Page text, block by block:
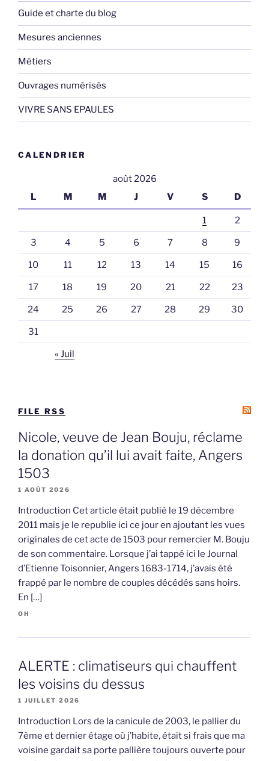
Guide et charte du blog
Mesures anciennes
Métiers
Ouvrages numérisés
VIVRE SANS EPAULES
CALENDRIER
août 2026
L
M M J V S D
1 2
3 4 5 6 7 8 9
10 11 12 13 14 15 16
17 18 19 20 21 22 23
24 25 26 27 28 29 30
31
« Juil
FILE RSS
Nicole, veuve de Jean Bouju, réclame
la donation qu’il lui avait faite, Angers
1503
1 AOÛT 2026
Introduction Cet article était publié le 19 décembre
2011 mais je le republie ici ce jour en ajoutant les vues
originales de cet acte de 1503 pour remercier M. Bouju
de son commentaire. Lorsque j’ai tappé ici le Journal
d’Etienne Toisonnier, Angers 1683-1714, j’avais été
frappé par le nombre de couples décédés sans hoirs.
En […]
OH
ALERTE : climatiseurs qui chauffent
les voisins du dessus
1 JUILLET 2026
Introduction Lors de la canicule de 2003, le pallier du
7ème et dernier étage où j’habite, était si frais que ma
voisine gardait sa porte pallière toujours ouverte pour